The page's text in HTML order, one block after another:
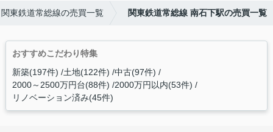
関東鉄道常総線の売買一覧 関東鉄道常総線 南石下駅の売買一覧
おすすめこだわり特集
新築(197件) 土地(122件) 中古(97件)
2000～2500万円台(88件) 2000万円以内(53件)
リノベーション済み(45件)